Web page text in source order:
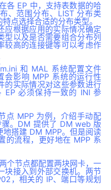
各 EP 中，支持表数据的哈
、范围分布、LIST 分布类
点选择合适的分布类型。
应根据应用的实际情况确定
型以及是否需要组合分布列
较高的连接键等可以考虑作
和 MAL 系统配置文件
会影响 MPP 系统的运行性
的实际情况对这些参数进行
EP 必须保持一致的 INI 参
点 MPP 为例，介绍手动配
。DM 提供了 DM web 版
搭建 DM MPP。但是阅读
的流程，更好地在 MPP 系
个节点都配置两块网卡，一
块接入到外部交换机。两节
，相关的 IP、端口等规划